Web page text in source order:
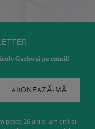
Garbo și pe email!
ABONEAZĂ-MĂ
peste 16 ani si am citit si